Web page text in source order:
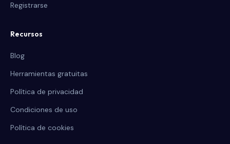
Registrarse
Recursos
Blog
Herramientas gratuitas
Política de privacidad
Condiciones de uso
Política de cookies